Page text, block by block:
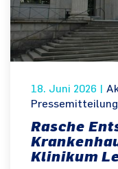
18. Juni 2026
Rasche
Klinikum